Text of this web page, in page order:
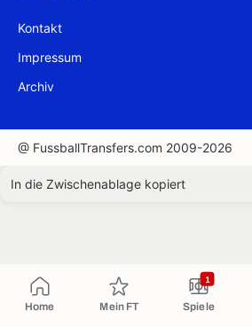
Home Mein FT Spiele
1
Kontakt
Impressum
Archiv
@ FussballTransfers.com 2009-2026
In die Zwischenablage kopiert